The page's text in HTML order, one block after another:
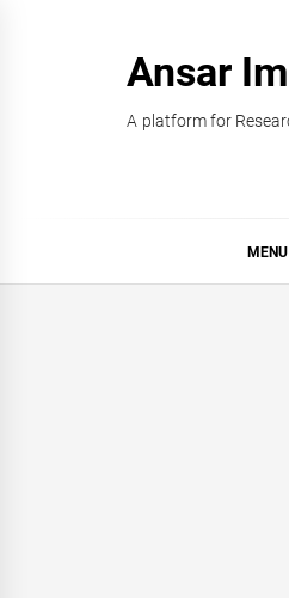
Ansar
A platform for
MENU